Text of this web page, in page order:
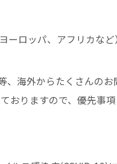
ーロッパ、アフリカな
、海外からたくさんの
おりますので、優先事